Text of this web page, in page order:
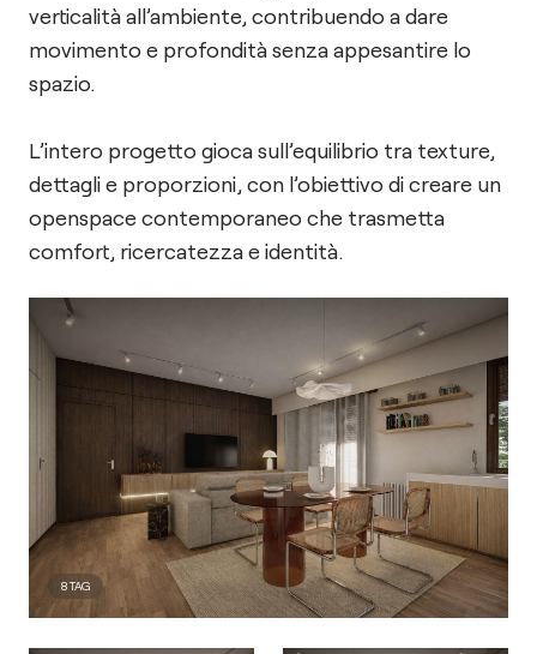
verticalità all’ambiente, contribuendo a dare
movimento e profondità senza appesantire lo
spazio.
L’intero progetto gioca sull’equilibrio tra texture,
dettagli e proporzioni, con l’obiettivo di creare un
openspace contemporaneo che trasmetta
comfort, ricercatezza e identità.
8TAG